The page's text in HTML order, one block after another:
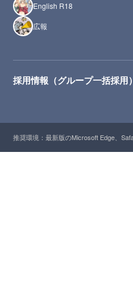
English R18
広報
採用情報（グループ一括採用）
推奨環境：最新版のMicrosoft Edge、